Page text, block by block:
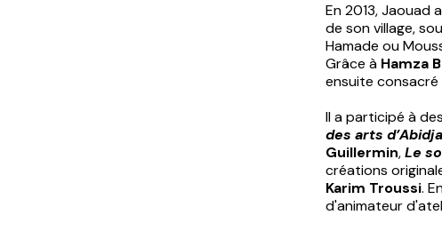
En 2013, Jaouad
de son village,
Hamade ou
Grâce à Hamza
ensuite consacré
Il a participé à
des arts
Guillermin,Le
créations
Karim Troussi.
d'animateur